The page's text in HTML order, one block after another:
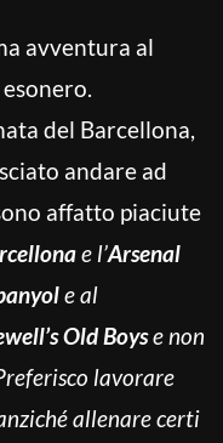
avventura al
del Barcellona,
andare ad
affatto piaciute
e l’Arsenal
e al
Old Boyse non
lavorare
allenare certi